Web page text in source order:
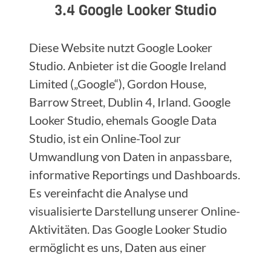
3.4 Google Looker Studio
Diese Website nutzt Google Looker
Studio. Anbieter ist die Google Ireland
Limited („Google“), Gordon House,
Barrow Street, Dublin 4, Irland. Google
Looker Studio, ehemals Google Data
Studio, ist ein Online-Tool zur
Umwandlung von Daten in anpassbare,
informative Reportings und Dashboards.
Es vereinfacht die Analyse und
visualisierte Darstellung unserer Online-
Aktivitäten. Das Google Looker Studio
ermöglicht es uns, Daten aus einer